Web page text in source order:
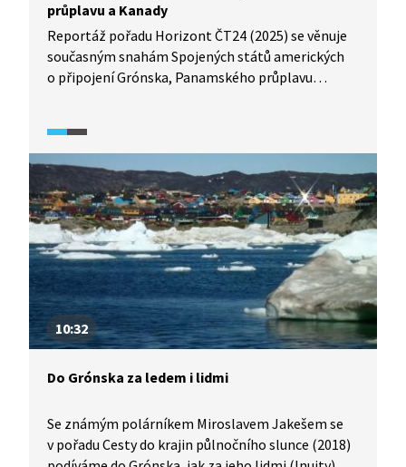
průplavu a Kanady
Reportáž pořadu Horizont ČT24 (2025) se věnuje
současným snahám Spojených států amerických
o připojení Grónska, Panamského průplavu
strategickém a ekonomickém významu
a ohlasech, které tyto snahy vyvolávají
na mezinárodní scéně.
10:32
Do Grónska za ledem i lidmi
Se známým polárníkem Miroslavem Jakešem se
v pořadu Cesty do krajin půlnočního slunce (2018)